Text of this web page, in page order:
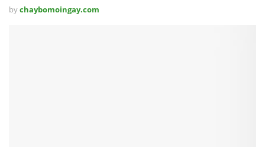
bychaybomoingay.com